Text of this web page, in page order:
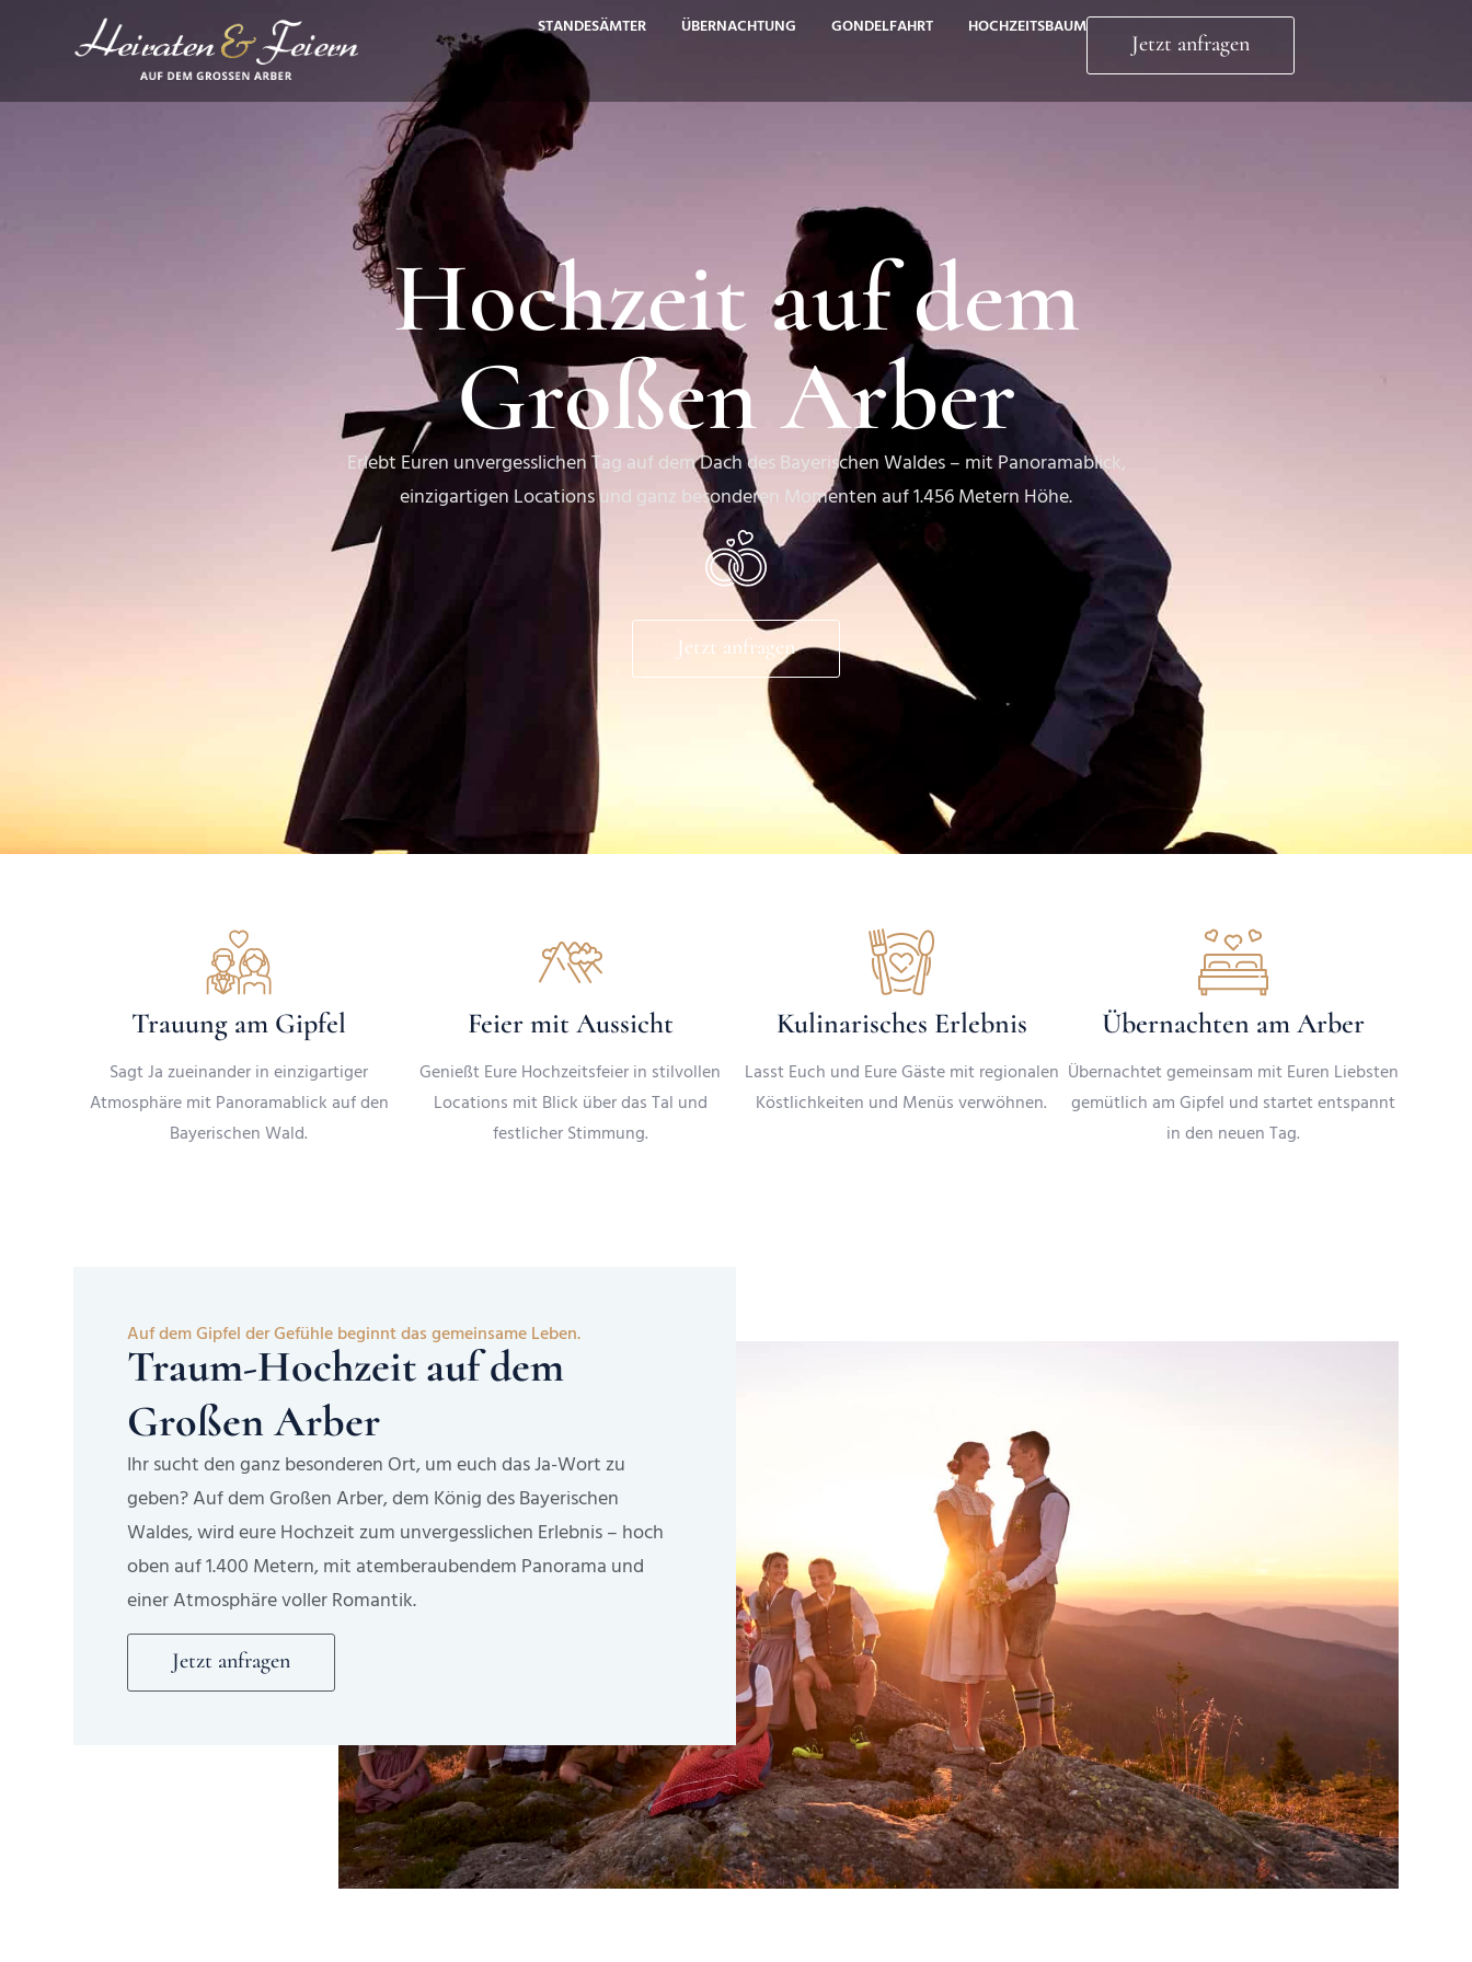
STANDESÄMTER ÜBERNACHTUNG GONDELFAHRT HOCHZEITSBAUM
Jetzt anfragen
Hochzeit auf dem
Großen Arber
Erlebt Euren unvergesslichen Tag auf dem Dach des Bayerischen Waldes – mit Panoramablick,
einzigartigen Locations und ganz besonderen Momenten auf 1.456 Metern Höhe.
Jetzt anfragen
Trauung am Gipfel
Sagt Ja zueinander in einzigartiger
Atmosphäre mit Panoramablick auf den
Bayerischen Wald.
Feier mit Aussicht
Genießt Eure Hochzeitsfeier in stilvollen
Locations mit Blick über das Tal und
festlicher Stimmung.
Kulinarisches Erlebnis
Lasst Euch und Eure Gäste mit regionalen
Köstlichkeiten und Menüs verwöhnen.
Übernachten am Arber
Übernachtet gemeinsam mit Euren Liebsten
gemütlich am Gipfel und startet entspannt
in den neuen Tag.
Auf dem Gipfel der Gefühle beginnt das gemeinsame Leben.
Traum-Hochzeit auf dem
Großen Arber
Ihr sucht den ganz besonderen Ort, um euch das Ja-Wort zu
geben? Auf dem Großen Arber, dem König des Bayerischen
Waldes, wird eure Hochzeit zum unvergesslichen Erlebnis – hoch
oben auf 1.400 Metern, mit atemberaubendem Panorama und
einer Atmosphäre voller Romantik.
Jetzt anfragen